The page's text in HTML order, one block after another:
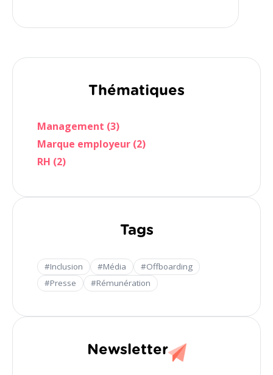
Thématiques
Management (3)
Marque employeur (2)
RH (2)
Tags
#Inclusion #Média
#Offboarding
#Presse
#Rémunération
Newsletter